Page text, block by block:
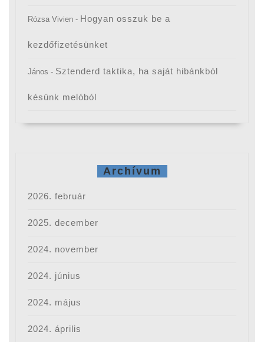
Rózsa Vivien - Hogyan osszuk be a
kezdőfizetésünket
János - Sztenderd taktika, ha saját hibánkból
késünk melóból
Archívum
2026. február
2025. december
2024. november
2024. június
2024. május
2024. április